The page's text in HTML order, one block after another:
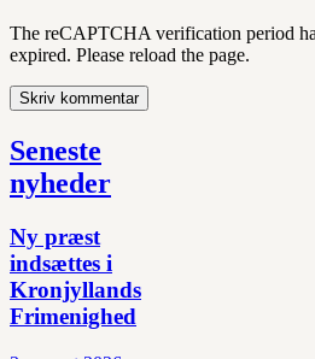
The reCAPTCHA verification period
expired. Please reload the page.
Seneste
nyheder
Ny præst
indsættes i
Kronjyllands
Frimenighed